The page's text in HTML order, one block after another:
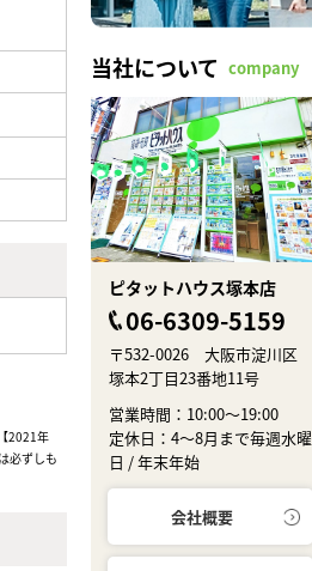
2021年
必ずしも
当社について company
ピタットハウス塚本店
06-6309-5159
〒532-0026 大阪市淀川区
塚本2丁目23番地11号
営業時間：10:00～19:00
定休日：4～8月まで毎週水曜
日 / 年末年始
会社概要